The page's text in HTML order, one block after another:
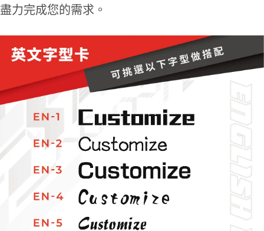
盡力完成您的需求。